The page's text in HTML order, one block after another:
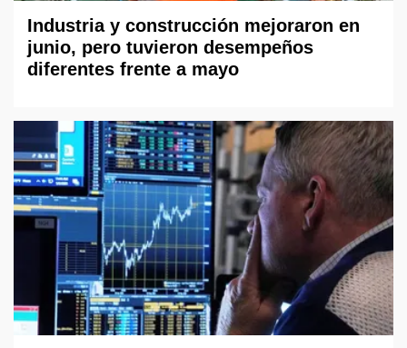
Industria y construcción mejoraron en
junio, pero tuvieron desempeños
diferentes frente a mayo